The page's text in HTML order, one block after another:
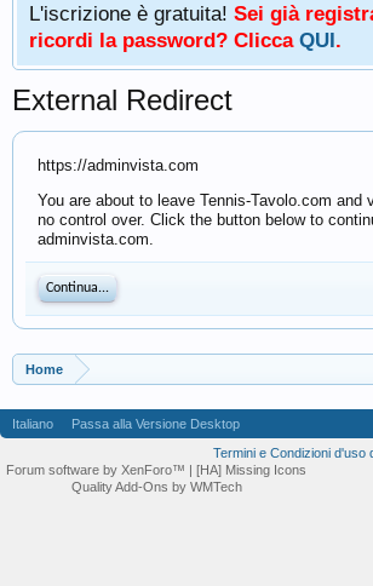
L'iscrizione è gratuita! Sei già
ricordi la password? Clicca QUI.
External Redirect
https://adminvista.com
You are about to leave Tennis-Tavolo.com and
no control over. Click the button below to
adminvista.com.
Continua...
Home
Italiano Passa alla Versione Desktop
Termini e Condizioni d'uso
Forum software by XenForo™ | [HA] Missing Icons
Quality Add-Ons by WMTech